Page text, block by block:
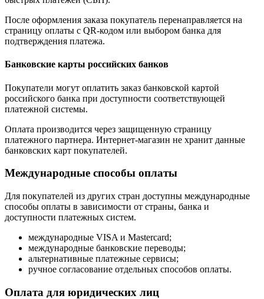
После оформления заказа покупатель перенаправляется на
страницу оплаты с QR-кодом или выбором банка для
подтверждения платежа.
Банковские карты российских банков
Покупатели могут оплатить заказ банковской картой
российского банка при доступности соответствующей
платежной системы.
Оплата производится через защищенную страницу
платежного партнера. Интернет-магазин не хранит данные
банковских карт покупателей.
Международные способы оплаты
Для покупателей из других стран доступны международные
способы оплаты в зависимости от страны, банка и
доступности платежных систем.
международные VISA и Mastercard;
международные банковские переводы;
альтернативные платежные сервисы;
ручное согласование отдельных способов оплаты.
Оплата для юридических лиц